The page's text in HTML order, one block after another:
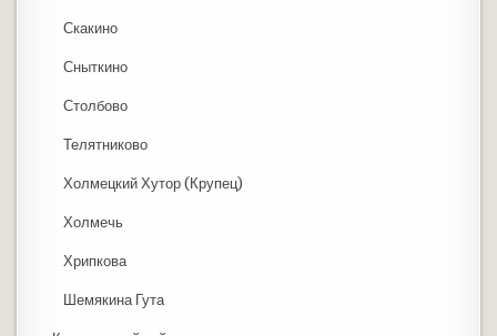
Скакино
Сныткино
Столбово
Телятниково
Холмецкий Хутор (Крупец)
Холмечь
Хрипкова
Шемякина Гута